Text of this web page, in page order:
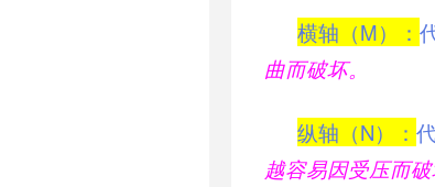
横轴（M）：
曲而破坏。
纵轴（N）：
越容易因受压而破